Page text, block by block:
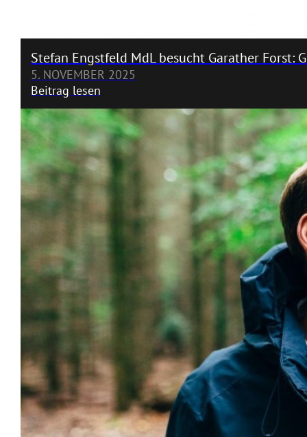
Stefan Engstfeld MdL besucht Garather Forst:
5. NOVEMBER 2025
Beitrag lesen